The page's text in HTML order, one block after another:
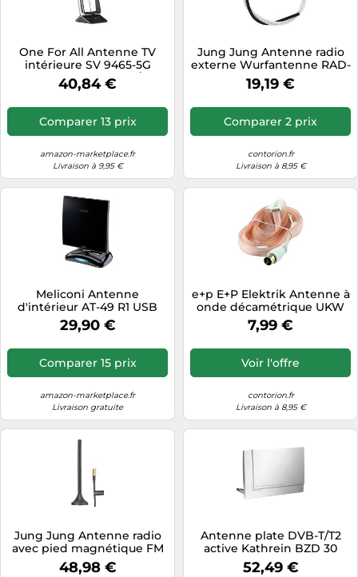
Tablettes tactiles
Téléphonie
Téléviseurs
Télévision & vidéo
One For All Antenne TV
intérieure SV 9465-5G
télescopique DVB-T/T2
filtre 5G noir
40,84 €
Comparer 13 prix
amazon-marketplace.fr
Livraison à 9,95 €
Jung Jung Antenne radio
externe Wurfantenne RAD-
ANT Quantité:1
19,19 €
Comparer 2 prix
contorion.fr
Livraison à 8,95 €
Meliconi Antenne
d'intérieur AT-49 R1 USB
Numérique Noir
29,90 €
Comparer 15 prix
amazon-marketplace.fr
Livraison gratuite
e+p E+P Elektrik Antenne à
onde décamétrique UKW
AA87 Quantité:1
7,99 €
Voir l'offre
contorion.fr
Livraison à 8,95 €
Jung Jung Antenne radio
avec pied magnétique FM
ANT Quantité:1
48,98 €
Antenne plate DVB-T/T2
active Kathrein BZD 30
intérieure 18 dB blanc
52,49 €